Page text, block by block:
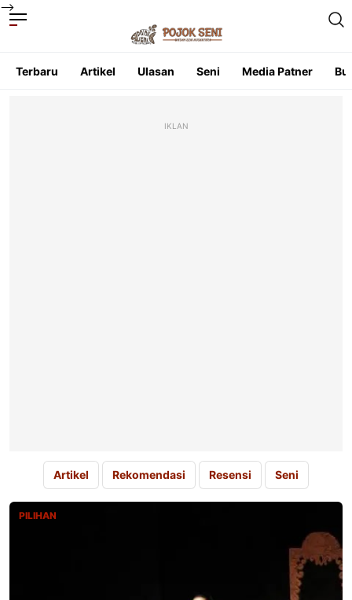
-->
Terbaru Artikel Ulasan Seni Media Patner
Artikel Rekomendasi Resensi Seni
PILIHAN